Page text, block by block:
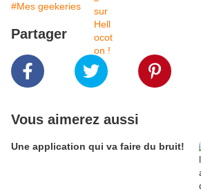
#Mes geekeries
Partager
Vous aimerez aussi
Une application qui va faire du bruit!